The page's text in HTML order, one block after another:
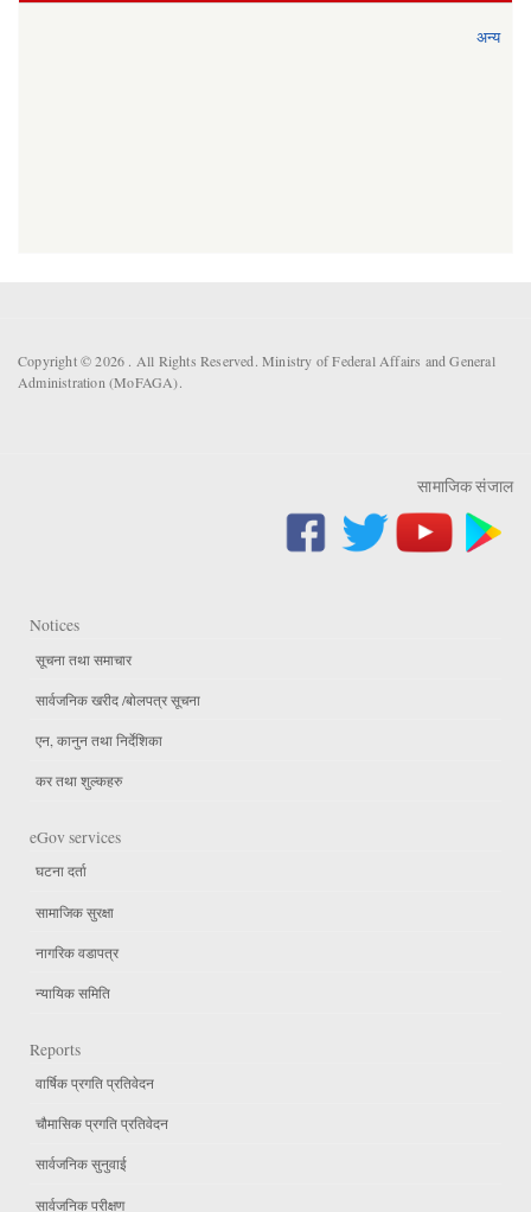
अन्य
Copyright © 2026 . All Rights Reserved. Ministry of Federal Affairs and General
Administration (MoFAGA).
सामाजिक संजाल
Notices
सूचना तथा समाचार
सार्वजनिक खरीद /बोलपत्र सूचना
एन, कानुन तथा निर्देशिका
कर तथा शुल्कहरु
eGov services
घटना दर्ता
सामाजिक सुरक्षा
नागरिक वडापत्र
न्यायिक समिति
Reports
वार्षिक प्रगति प्रतिवेदन
चौमासिक प्रगति प्रतिवेदन
सार्वजनिक सुनुवाई
सार्वजनिक परीक्षण